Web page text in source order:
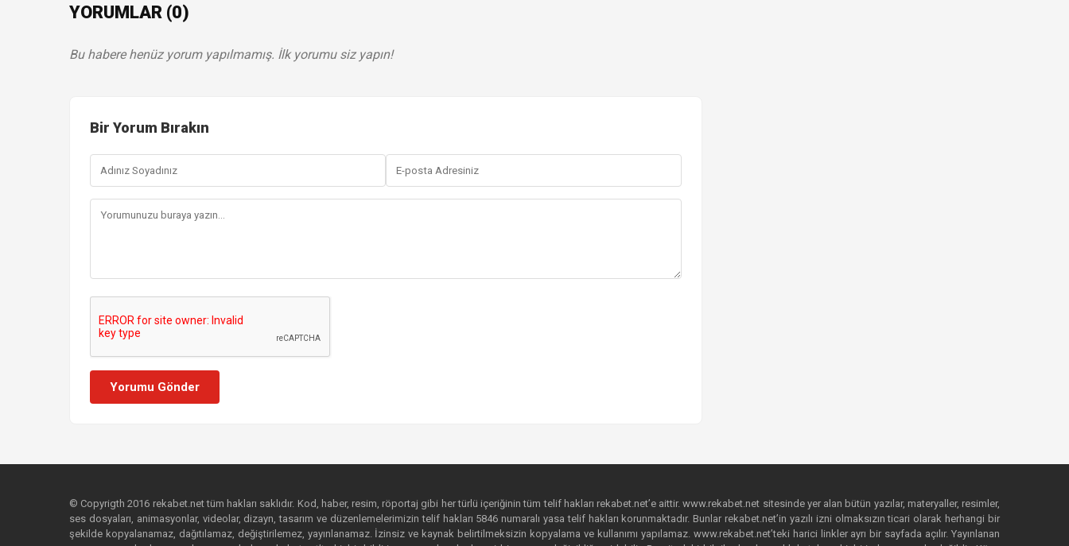
YORUMLAR (0)
Bu habere henüz yorum yapılmamış. İlk yorumu siz yapın!
Bir Yorum Bırakın
Yorumu Gönder
© Copyrigth 2016 rekabet.net tüm hakları saklıdır. Kod, haber, resim, röportaj gibi her türlü içeriğinin tüm telif hakları rekabet.net’e aittir. www.rekabet.net sitesinde yer alan bütün yazılar, materyaller, resimler,
ses dosyaları, animasyonlar, videolar, dizayn, tasarım ve düzenlemelerimizin telif hakları 5846 numaralı yasa telif hakları korunmaktadır. Bunlar rekabet.net’in yazılı izni olmaksızın ticari olarak herhangi bir
şekilde kopyalanamaz, dağıtılamaz, değiştirilemez, yayınlanamaz. İzinsiz ve kaynak belirtilmeksizin kopyalama ve kullanımı yapılamaz. www.rekabet.net’teki harici linkler ayrı bir sayfada açılır. Yayınlanan